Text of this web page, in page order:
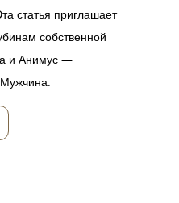
статья приглашает
собственной
и Анимус —